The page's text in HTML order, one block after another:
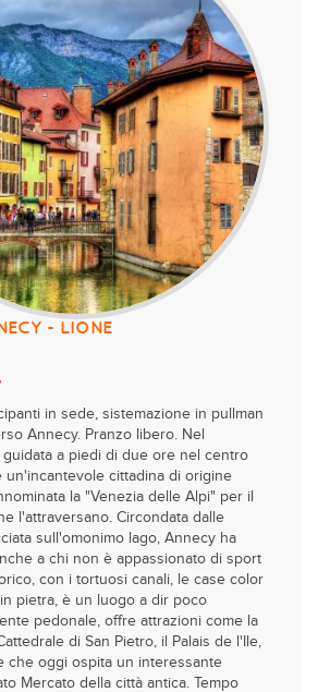
- LIONE
in sede, sistemazione in pullman
Annecy. Pranzo libero. Nel
a piedi di due ore nel centro
un'incantevole cittadina di origine
la "Venezia delle Alpi" per il
l'attraversano. Circondata dalle
sull'omonimo lago, Annecy ha
a chi non è appassionato di sport
con i tortuosi canali, le case color
pietra, è un luogo a dir poco
pedonale, offre attrazioni come la
di San Pietro, il Palais de l'Ile,
che oggi ospita un interessante
Mercato della città antica. Tempo